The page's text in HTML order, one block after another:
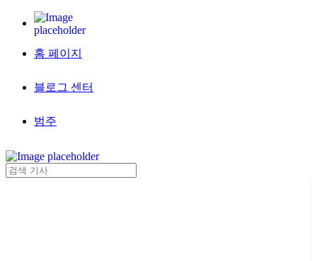
홈 페이지
블로그 센터
범주